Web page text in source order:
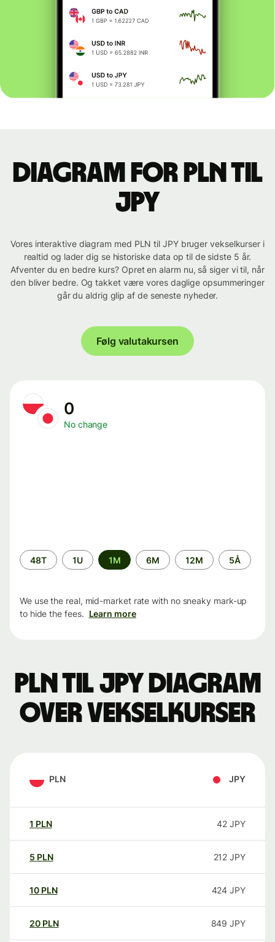
Diagram for PLN til
JPY
Vores interaktive diagram med PLN til JPY bruger vekselkurser i
realtid og lader dig se historiske data op til de sidste 5 år.
Afventer du en bedre kurs? Opret en alarm nu, så siger vi til, når
den bliver bedre. Og takket være vores daglige opsummeringer
går du aldrig glip af de seneste nyheder.
Følg valutakursen
0
No change
Time
period
48T 1U 1M 6M 12M 5Å
We use the real, mid-market rate with no sneaky mark-up
to hide the fees. Learn more
PLN til JPY Diagram
over vekselkurser
PLN JPY
1 PLN 42 JPY
5 PLN 212 JPY
10 PLN 424 JPY
20 PLN 849 JPY